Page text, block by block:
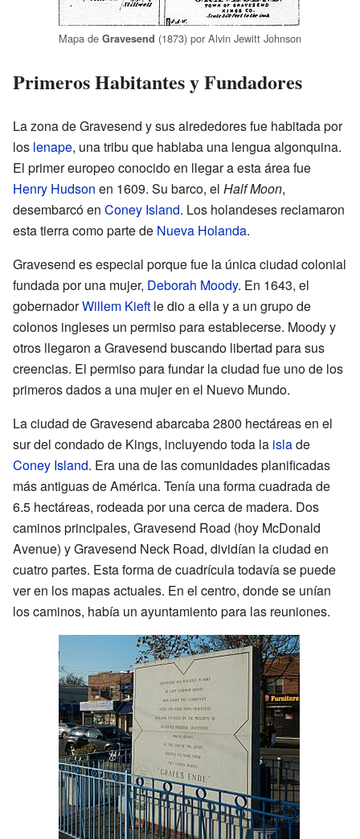
Mapa de Gravesend (1873) por Alvin Jewitt Johnson
Primeros Habitantes y Fundadores
La zona de Gravesend y sus alrededores fue habitada por
los lenape, una tribu que hablaba una lengua algonquina.
El primer europeo conocido en llegar a esta área fue
Henry Hudson en 1609. Su barco, el Half Moon,
desembarcó en Coney Island. Los holandeses reclamaron
esta tierra como parte de Nueva Holanda.
Gravesend es especial porque fue la única ciudad colonial
fundada por una mujer, Deborah Moody. En 1643, el
gobernadorWillem Kieft le dio a ella y a un grupo de
colonos ingleses un permiso para establecerse. Moody y
otros llegaron a Gravesend buscando libertad para sus
creencias. El permiso para fundar la ciudad fue uno de los
primeros dados a una mujer en el Nuevo Mundo.
La ciudad de Gravesend abarcaba 2800 hectáreas en el
sur del condado de Kings, incluyendo toda la islade
Coney Island. Era una de las comunidades planificadas
más antiguas de América. Tenía una forma cuadrada de
6.5 hectáreas, rodeada por una cerca de madera. Dos
caminos principales, Gravesend Road (hoy McDonald
Avenue) y Gravesend Neck Road, dividían la ciudad en
cuatro partes. Esta forma de cuadrícula todavía se puede
ver en los mapas actuales. En el centro, donde se unían
los caminos, había un ayuntamiento para las reuniones.